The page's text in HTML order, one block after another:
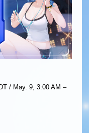
/ May. 9, 3:00 AM –